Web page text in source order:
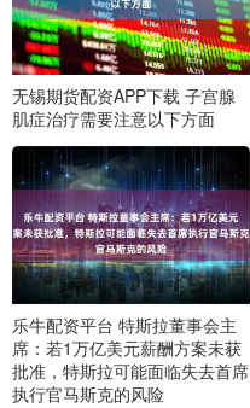
无锡期货配资APP下载 子宫腺
肌症治疗需要注意以下方面
乐牛配资平台 特斯拉董事会主
席：若1万亿美元薪酬方案未获
批准，特斯拉可能面临失去首席
执行官马斯克的风险